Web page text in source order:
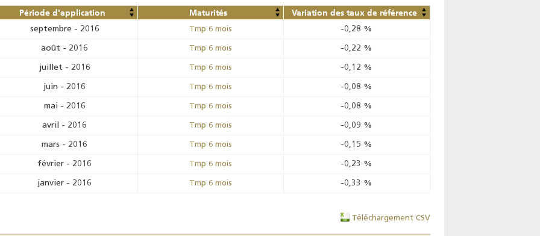
Période d'application Maturités Variation des taux de référence
septembre - 2016 Tmp 6 mois -0,28 %
août - 2016 Tmp 6 mois -0,22 %
juillet - 2016 Tmp 6 mois -0,12 %
juin - 2016 Tmp 6 mois -0,08 %
mai - 2016 Tmp 6 mois -0,08 %
avril - 2016 Tmp 6 mois -0,09 %
mars - 2016 Tmp 6 mois -0,15 %
février - 2016 Tmp 6 mois -0,23 %
janvier - 2016 Tmp 6 mois -0,33 %
Téléchargement CSV